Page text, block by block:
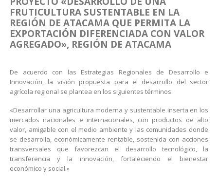
FRUTICULTURA SUSTENTABLE EN LA
REGIÓN DE ATACAMA QUE PERMITA LA
EXPORTACIÓN DIFERENCIADA CON VALOR
AGREGADO», REGIÓN DE ATACAMA
De acuerdo con las Estrategias Regionales de Desarrollo e
Innovación, la visión propuesta para el desarrollo del sector
agrícola regional se plantea en los siguientes términos:
«Desarrollar una agricultura moderna y sustentable inserta en los
mercados nacionales e internacionales, con productos de alto
valor, amigable con el medio ambiente y las comunidades donde
se desarrolla, económicamente rentable, sostenida con acciones
transversales que favorezcan el desarrollo tecnológico, la
transferencia y la innovación, fortaleciendo el bienestar
económico y social.»